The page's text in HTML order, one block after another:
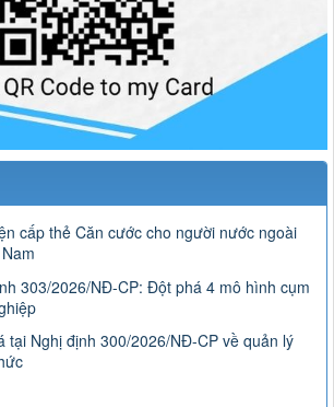
cấp thẻ Căn cước cho người nước ngoài
303/2026/NĐ-CP: Đột phá 4 mô hình cụm
tại Nghị định 300/2026/NĐ-CP về quản lý